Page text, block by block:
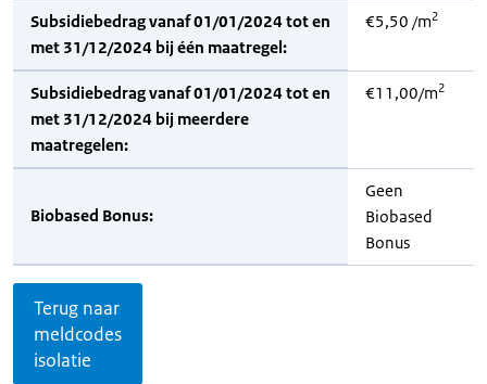
Subsidiebedrag vanaf 01/01/2024 tot en
met 31/12/2024 bij één maatregel:
€5,50 /m2
Subsidiebedrag vanaf 01/01/2024 tot en
met 31/12/2024 bij meerdere
maatregelen:
€11,00/m2
Biobased Bonus:
Geen
Biobased
Bonus
Terug naar
meldcodes
isolatie